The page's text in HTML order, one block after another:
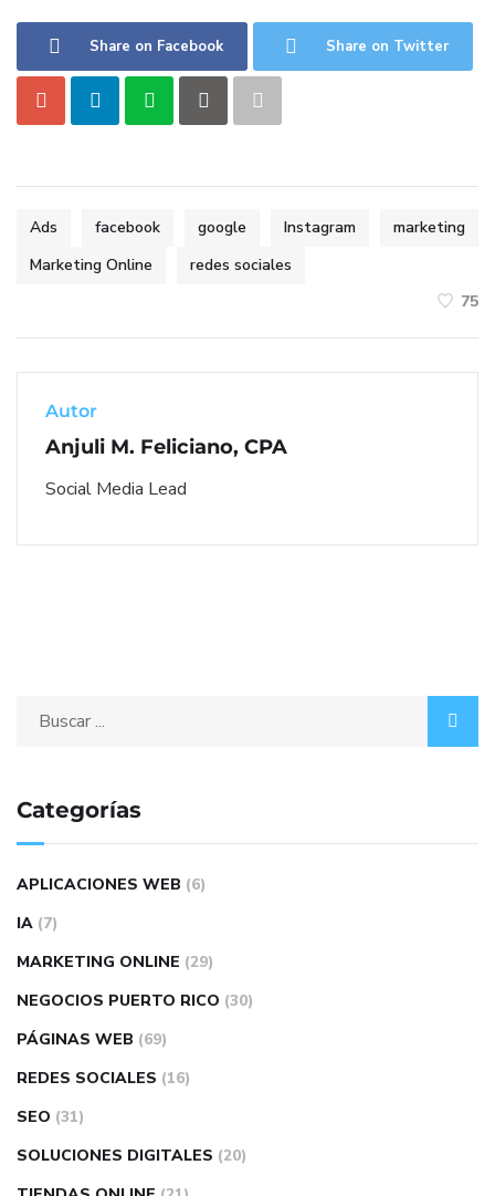
Share on Facebook Share on Twitter
Ads facebook google Instagram
marketing
Marketing Online
redes sociales
75
Autor
Anjuli M. Feliciano, CPA
Social Media Lead
Categorías
APLICACIONES WEB (6)
IA (7)
MARKETING ONLINE (29)
NEGOCIOS PUERTO RICO (30)
PÁGINAS WEB (69)
REDES SOCIALES (16)
SEO (31)
SOLUCIONES DIGITALES (20)